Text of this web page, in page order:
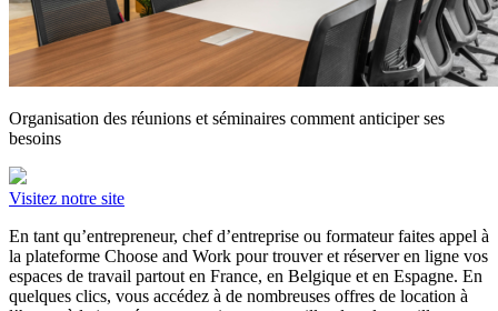
Organisation des réunions et séminaires comment anticiper ses
besoins
Visitez notre site
En tant qu’entrepreneur, chef d’entreprise ou formateur faites appel à
la plateforme Choose and Work pour trouver et réserver en ligne vos
espaces de travail partout en France, en Belgique et en Espagne. En
quelques clics, vous accédez à de nombreuses offres de location à